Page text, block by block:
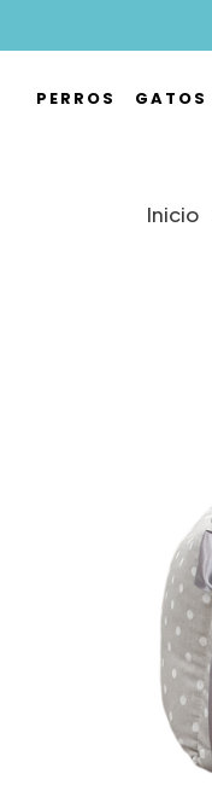
to
mainPERROS GATOS
Inicio